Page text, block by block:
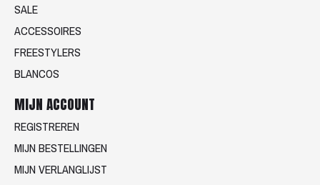
SALE
ACCESSOIRES
FREESTYLERS
BLANCOS
MIJN ACCOUNT
REGISTREREN
MIJN BESTELLINGEN
MIJN VERLANGLIJST